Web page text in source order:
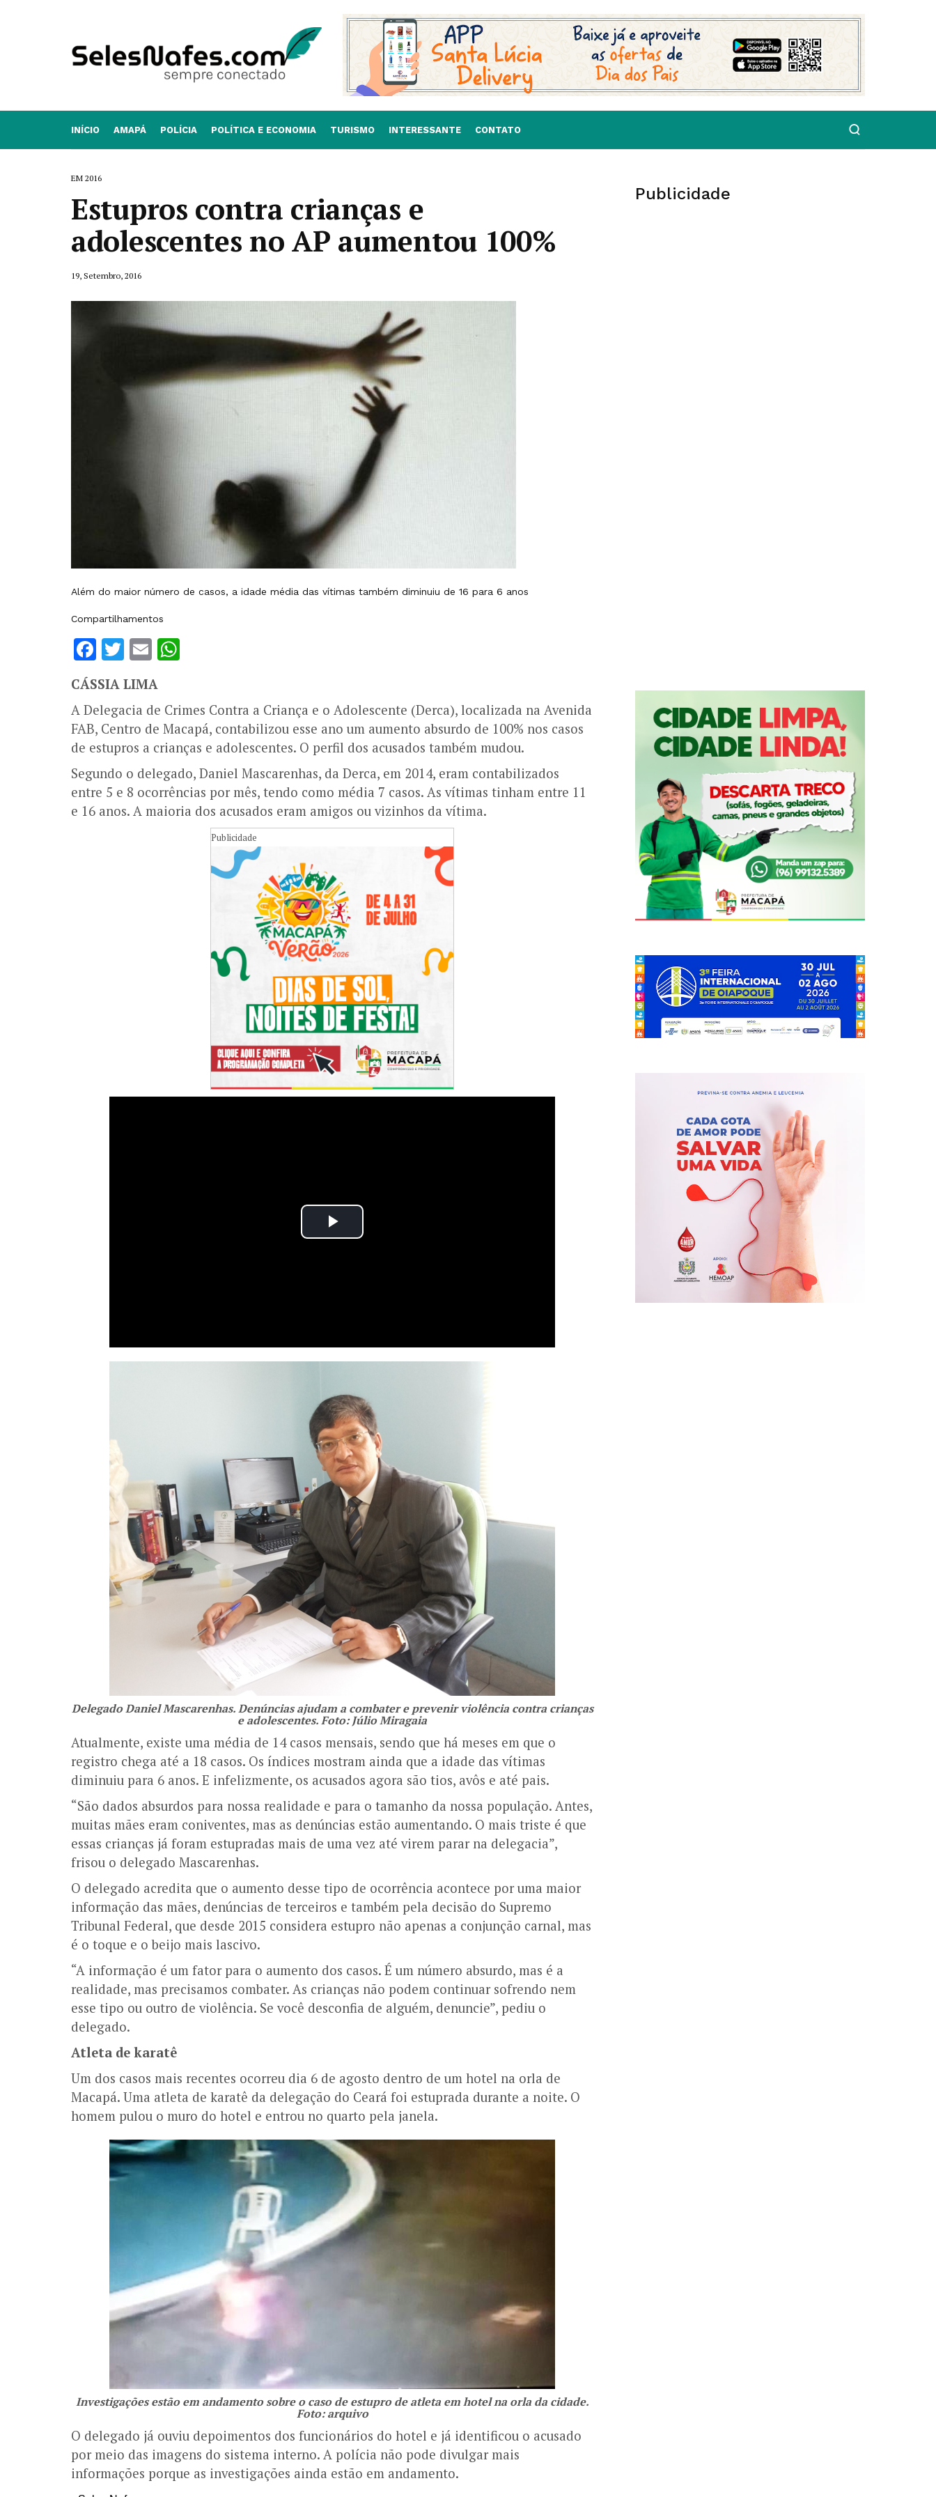
INÍCIO AMAPÁ POLÍCIA POLÍTICA E ECONOMIA TURISMO INTERESSANTE CONTATO
EM 2016
Estupros contra crianças e
adolescentes no AP aumentou 100%
19, Setembro, 2016
Além do maior número de casos, a idade média das vítimas também diminuiu de 16 para 6 anos
Compartilhamentos
Facebook
Twitter
Email
CÁSSIA LIMA
A Delegacia de Crimes Contra a Criança e o Adolescente (Derca), localizada na Avenida
FAB, Centro de Macapá, contabilizou esse ano um aumento absurdo de 100% nos casos
de estupros a crianças e adolescentes. O perfil dos acusados também mudou.
Segundo o delegado, Daniel Mascarenhas, da Derca, em 2014, eram contabilizados
entre 5 e 8 ocorrências por mês, tendo como média 7 casos. As vítimas tinham entre 11
e 16 anos. A maioria dos acusados eram amigos ou vizinhos da vítima.
Publicidade
Delegado Daniel Mascarenhas. Denúncias ajudam a combater e prevenir violência contra crianças
e adolescentes. Foto: Júlio Miragaia
Atualmente, existe uma média de 14 casos mensais, sendo que há meses em que o
registro chega até a 18 casos. Os índices mostram ainda que a idade das vítimas
diminuiu para 6 anos. E infelizmente, os acusados agora são tios, avôs e até pais.
“São dados absurdos para nossa realidade e para o tamanho da nossa população. Antes,
muitas mães eram coniventes, mas as denúncias estão aumentando. O mais triste é que
essas crianças já foram estupradas mais de uma vez até virem parar na delegacia”,
frisou o delegado Mascarenhas.
O delegado acredita que o aumento desse tipo de ocorrência acontece por uma maior
informação das mães, denúncias de terceiros e também pela decisão do Supremo
Tribunal Federal, que desde 2015 considera estupro não apenas a conjunção carnal, mas
é o toque e o beijo mais lascivo.
“A informação é um fator para o aumento dos casos. É um número absurdo, mas é a
realidade, mas precisamos combater. As crianças não podem continuar sofrendo nem
esse tipo ou outro de violência. Se você desconfia de alguém, denuncie”, pediu o
delegado.
Atleta de karatê
Um dos casos mais recentes ocorreu dia 6 de agosto dentro de um hotel na orla de
Macapá. Uma atleta de karatê da delegação do Ceará foi estuprada durante a noite. O
homem pulou o muro do hotel e entrou no quarto pela janela.
Investigações estão em andamento sobre o caso de estupro de atleta em hotel na orla da cidade.
Foto: arquivo
O delegado já ouviu depoimentos dos funcionários do hotel e já identificou o acusado
por meio das imagens do sistema interno. A polícia não pode divulgar mais
informações porque as investigações ainda estão em andamento.
Publicidade